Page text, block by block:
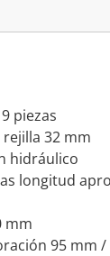
piezas
32 mm
hidráulico
longitud
mm
95 mm /